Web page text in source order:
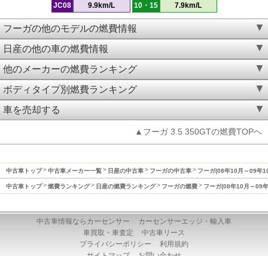
JC08 9.9km/L 10・15 7.9km/L
フーガの他のモデルの燃費情報
日産の他の車の燃費情報
他のメーカーの燃費ランキング
ボディタイプ別燃費ランキング
車を売却する
▲フーガ 3.5 350GTの燃費TOPへ
中古車トップ 中古車メーカー一覧 日産の中古車 フーガの中古車 フーガ(08年10月～09年
中古車トップ 燃費ランキング 日産の燃費ランキング フーガの燃費 フーガ(08年10月～09
中古車情報ならカーセンサー
カーセンサーエッジ・輸入車
車買取・車査定
中古車リース
プライバシーポリシー
利用規約